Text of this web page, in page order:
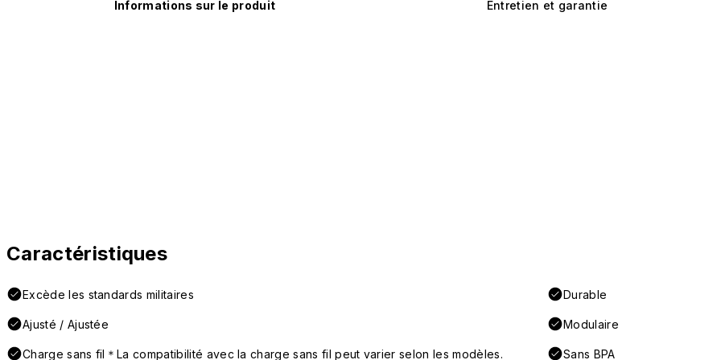
Informations sur le produit Entretien et garantie
Caractéristiques
Excède les standards militaires Durable
Ajusté / Ajustée Modulaire
Charge sans fil＊La compatibilité avec la charge sans fil peut varier selon les modèles. Sans BPA